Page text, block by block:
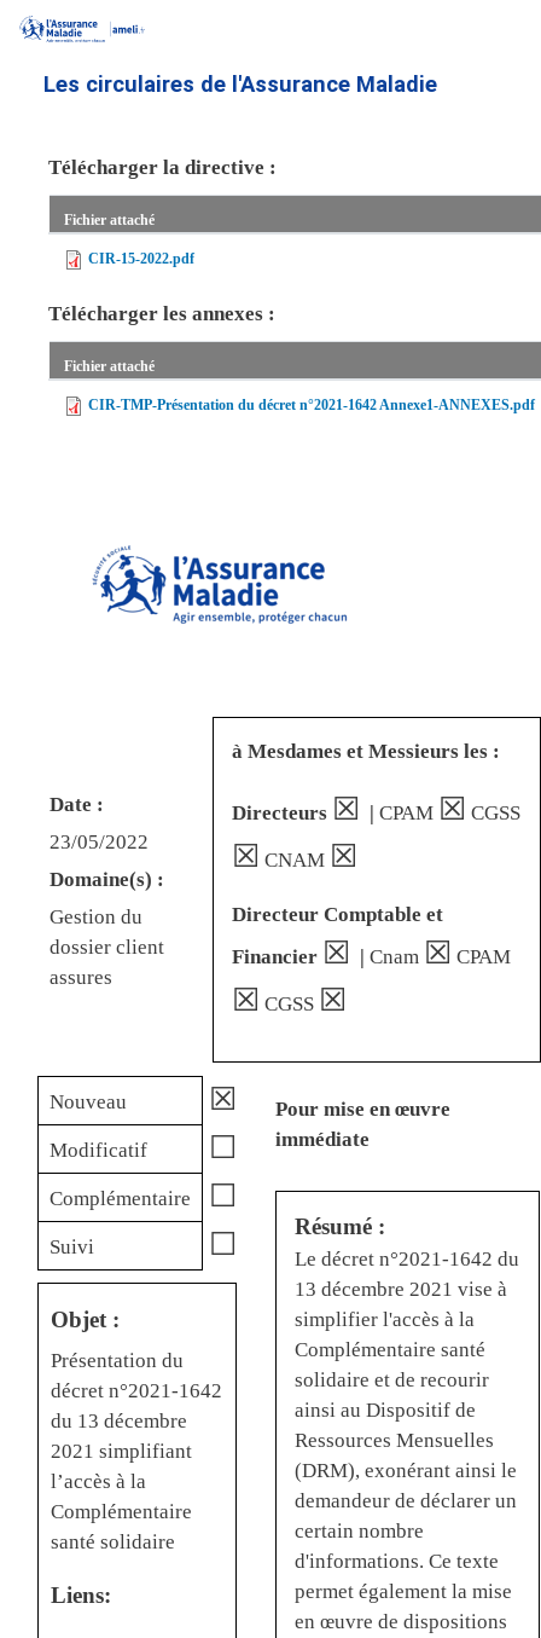
contenu
Les circulaires de l'Assurance Maladie
Télécharger la directive :
Fichier attaché
CIR-15-2022.pdf
Télécharger les annexes :
Fichier attaché
CIR-TMP-Présentation du décret n°2021-1642 Annexe1-ANNEXES.pdf
Date :
23/05/2022
Domaine(s) :
Gestion du
dossier client
assures
à Mesdames et Messieurs les :
Directeurs ☒ | CPAM ☒ CGSS
☒ CNAM ☒
Directeur Comptable et
Financier ☒ | Cnam ☒ CPAM
☒ CGSS ☒
Nouveau ☒
Modificatif ☐
Complémentaire ☐
Suivi ☐
Objet :
Présentation du
décret n°2021-1642
du 13 décembre
2021 simplifiant
l’accès à la
Complémentaire
santé solidaire
Liens:
Pour mise en œuvre
immédiate
Résumé :
Le décret n°2021-1642 du
13 décembre 2021 vise à
simplifier l'accès à la
Complémentaire santé
solidaire et de recourir
ainsi au Dispositif de
Ressources Mensuelles
(DRM), exonérant ainsi le
demandeur de déclarer un
certain nombre
d'informations. Ce texte
permet également la mise
en œuvre de dispositions